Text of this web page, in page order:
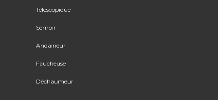
Télescopique
Semoir
Andaineur
Faucheuse
Déchaumeur